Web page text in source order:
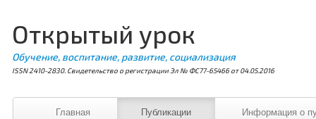
Открытый урок
Обучение, воспитание, развитие, социализация
ISSN 2410-2830. Свидетельство о регистрации Эл № ФС77-65466 от 04.05.2016
Главная Публикации Информация о